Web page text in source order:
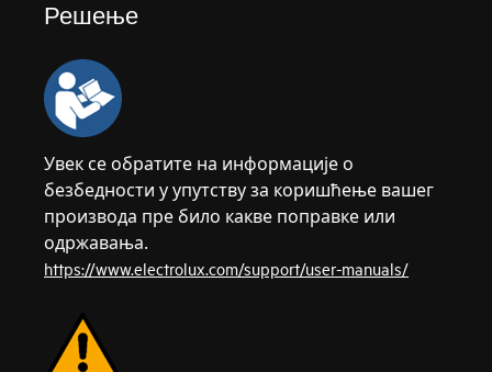
Решење
Увек се обратите на информације о
безбедности у упутству за коришћење вашег
производа пре било какве поправке или
одржавања.
https://www.electrolux.com/support/user-manuals/